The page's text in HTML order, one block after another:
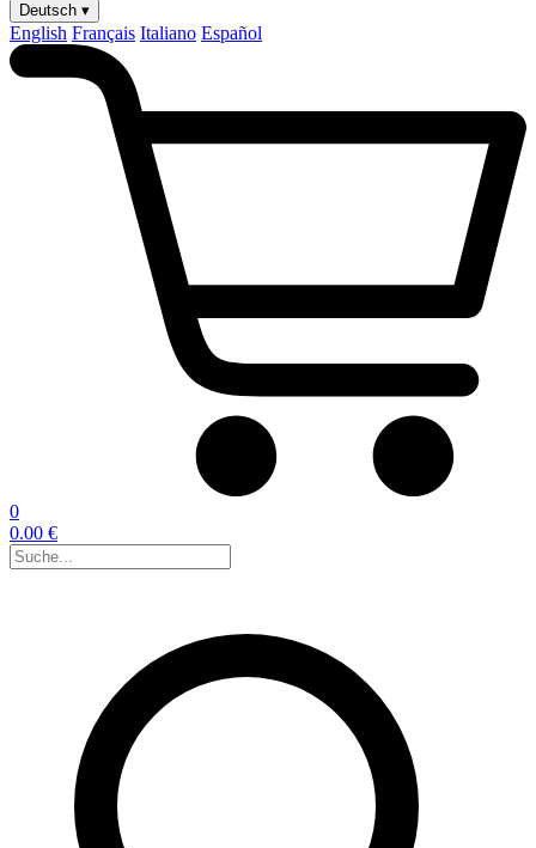
Deutsch ▾
English Français Italiano Español
0
0.00 €